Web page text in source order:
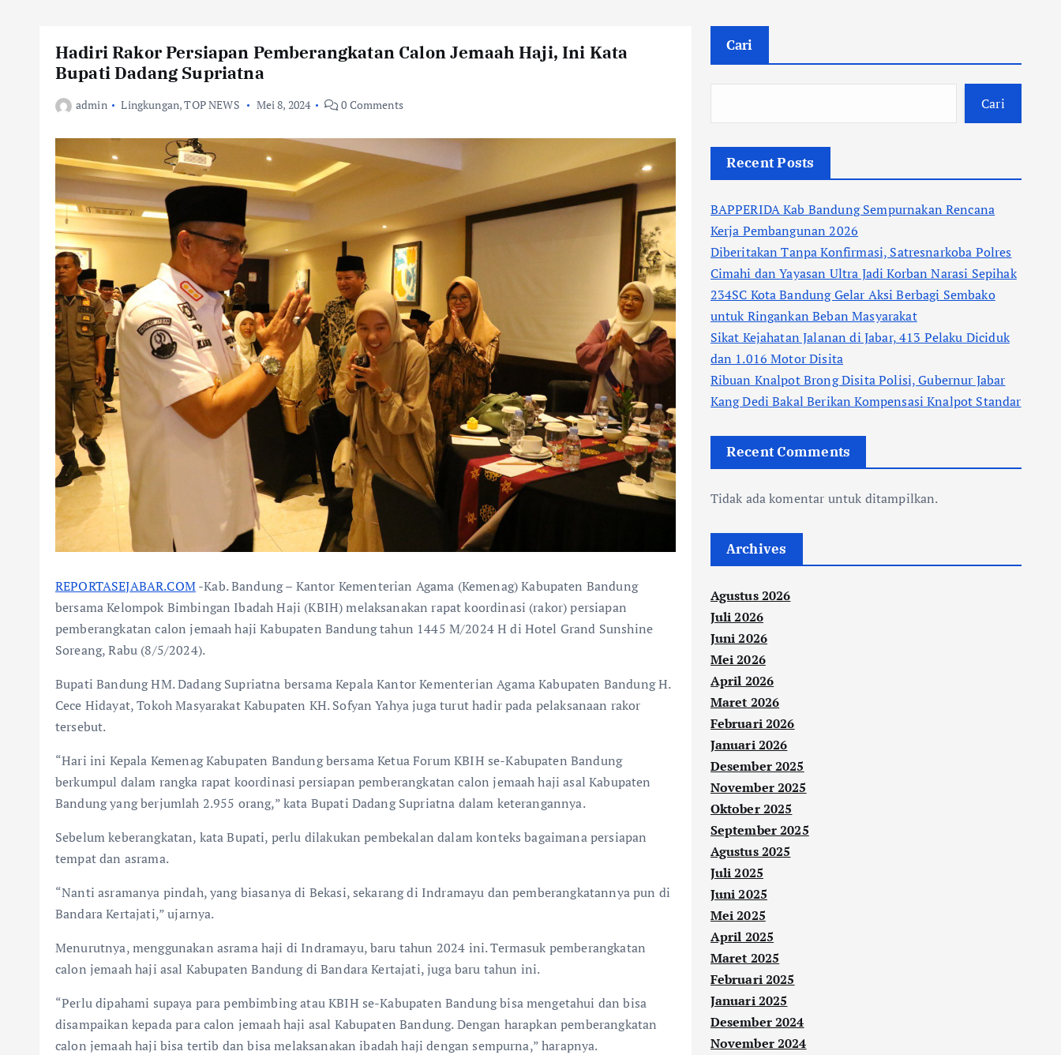
Hadiri Rakor Persiapan Pemberangkatan Calon Jemaah Haji, Ini Kata
Bupati Dadang Supriatna
admin Lingkungan,TOP NEWS Mei 8, 2024 0 Comments
REPORTASEJABAR.COM-Kab. Bandung – Kantor Kementerian Agama (Kemenag) Kabupaten Bandung
bersama Kelompok Bimbingan Ibadah Haji (KBIH) melaksanakan rapat koordinasi (rakor) persiapan
pemberangkatan calon jemaah haji Kabupaten Bandung tahun 1445 M/2024 H di Hotel Grand Sunshine
Soreang, Rabu (8/5/2024).
Bupati Bandung HM. Dadang Supriatna bersama Kepala Kantor Kementerian Agama Kabupaten Bandung H.
Cece Hidayat, Tokoh Masyarakat Kabupaten KH. Sofyan Yahya juga turut hadir pada pelaksanaan rakor
tersebut.
“Hari ini Kepala Kemenag Kabupaten Bandung bersama Ketua Forum KBIH se-Kabupaten Bandung
berkumpul dalam rangka rapat koordinasi persiapan pemberangkatan calon jemaah haji asal Kabupaten
Bandung yang berjumlah 2.955 orang,” kata Bupati Dadang Supriatna dalam keterangannya.
Sebelum keberangkatan, kata Bupati, perlu dilakukan pembekalan dalam konteks bagaimana persiapan
tempat dan asrama.
“Nanti asramanya pindah, yang biasanya di Bekasi, sekarang di Indramayu dan pemberangkatannya pun di
Bandara Kertajati,” ujarnya.
Menurutnya, menggunakan asrama haji di Indramayu, baru tahun 2024 ini. Termasuk pemberangkatan
calon jemaah haji asal Kabupaten Bandung di Bandara Kertajati, juga baru tahun ini.
“Perlu dipahami supaya para pembimbing atau KBIH se-Kabupaten Bandung bisa mengetahui dan bisa
disampaikan kepada para calon jemaah haji asal Kabupaten Bandung. Dengan harapkan pemberangkatan
calon jemaah haji bisa tertib dan bisa melaksanakan ibadah haji dengan sempurna,” harapnya.
Cari
Cari
Recent Posts
BAPPERIDA Kab Bandung Sempurnakan Rencana
Kerja Pembangunan 2026
Diberitakan Tanpa Konfirmasi, Satresnarkoba Polres
Cimahi dan Yayasan Ultra Jadi Korban Narasi Sepihak
234SC Kota Bandung Gelar Aksi Berbagi Sembako
untuk Ringankan Beban Masyarakat
Sikat Kejahatan Jalanan di Jabar, 413 Pelaku Diciduk
dan 1.016 Motor Disita
Ribuan Knalpot Brong Disita Polisi, Gubernur Jabar
Kang Dedi Bakal Berikan Kompensasi Knalpot Standar
Recent Comments
Tidak ada komentar untuk ditampilkan.
Archives
Agustus 2026
Juli 2026
Juni 2026
Mei 2026
April 2026
Maret 2026
Februari 2026
Januari 2026
Desember 2025
November 2025
Oktober 2025
September 2025
Agustus 2025
Juli 2025
Juni 2025
Mei 2025
April 2025
Maret 2025
Februari 2025
Januari 2025
Desember 2024
November 2024